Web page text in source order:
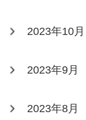
2023年10月
2023年9月
2023年8月